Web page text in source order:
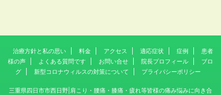
治療方針と私の思い 料金 アクセス 適応症状 症例
患者
様の声
よくある質問です お問い合せ 院長プロフィール
ブロ
グ
新型コロナウィルスの対策について プライバシーポリシー
三重県四日市市西日野|肩こり・腰痛・膝痛・疲れ等皆様の痛み悩みに向き合